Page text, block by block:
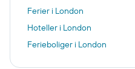
Ferier i London
Hoteller i London
Ferieboliger i London